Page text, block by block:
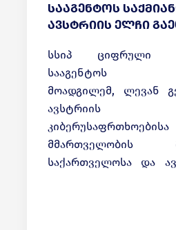
სააგენტოს
ავსტრიის ელჩი
სსიპ ციფრული
სააგენტოს
მოადგილემ, ლევან
მმართველობის
საქართველოსა და